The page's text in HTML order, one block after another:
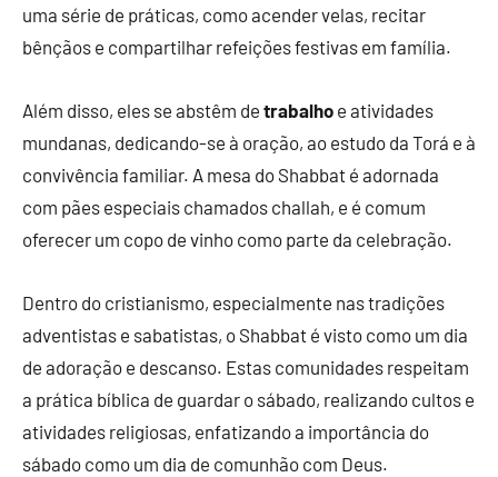
uma série de práticas, como acender velas, recitar
bênçãos e compartilhar refeições festivas em família.
Além disso, eles se abstêm de trabalho e atividades
mundanas, dedicando-se à oração, ao estudo da Torá e à
convivência familiar. A mesa do Shabbat é adornada
com pães especiais chamados challah, e é comum
oferecer um copo de vinho como parte da celebração.
Dentro do cristianismo, especialmente nas tradições
adventistas e sabatistas, o Shabbat é visto como um dia
de adoração e descanso. Estas comunidades respeitam
a prática bíblica de guardar o sábado, realizando cultos e
atividades religiosas, enfatizando a importância do
sábado como um dia de comunhão com Deus.